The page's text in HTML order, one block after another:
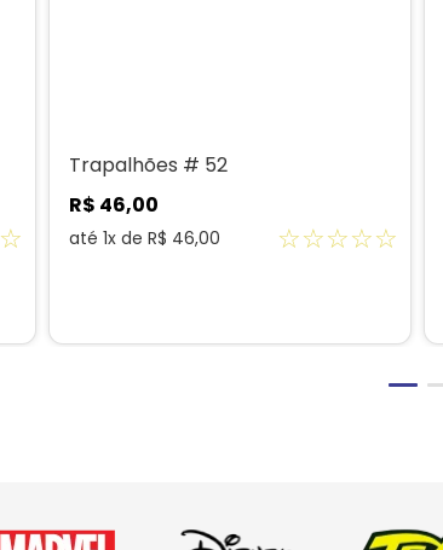
☆
Trapalhões # 52
R$ 46,00
até 1x de R$ 46,00 ☆☆☆☆☆